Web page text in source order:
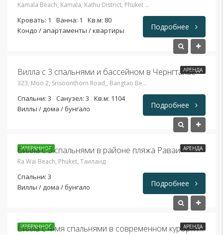
Kamala Beach, Kamala, Kathu District, Phuket 83120, Таиланд
Кровать: 1 Ванна: 1
Кв.м: 80
Кондо / апартаменты / квартиры
Подробнее
АРЕНДА
Вилла с 3 спальнями и бассейном в Чернгталае
323, Moo 2, Srisoonthorn Road,, Bangtao Beach, Cherngtalay, Thalang, ภูเก็ต 83110, Таиланд
Спальни: 3 Санузел: 3
Кв.м: 1104
Виллы / дома / бунгало
Подробнее
ИЗБРАННОЕ АРЕНДА
Вилла с 3 спальнями в районе пляжа Раваи
Ra Wai Beach, Phuket, Таиланд
Спальни: 3
Виллы / дома / бунгало
Подробнее
ИЗБРАННОЕ АРЕНДА
Вилла с 4-мя спальнями в современном курортном комплексе на Раваи